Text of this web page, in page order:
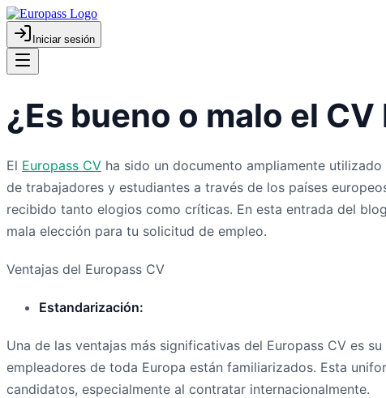
Iniciar sesión
¿Es bueno o malo el
El Europass CV ha sido un documento ampliamente
de trabajadores y estudiantes a través de los países
recibido tanto elogios como críticas. En esta entrada del
mala elección para tu solicitud de empleo.
Ventajas del Europass CV
Estandarización:
Una de las ventajas más significativas del Europass CV es
empleadores de toda Europa están familiarizados. Esta
candidatos, especialmente al contratar internacionalmente.